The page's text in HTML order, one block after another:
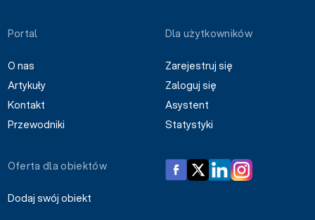
Portal
O nas
Artykuły
Kontakt
Przewodniki
Dla użytkowników
Zarejestruj się
Zaloguj się
Asystent
Statystyki
Oferta dla obiektów
Dodaj swój obiekt